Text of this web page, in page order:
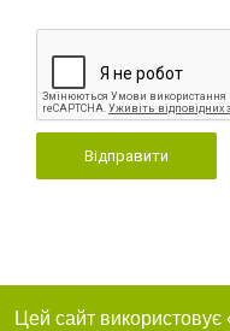
Відправити
Цей сайт